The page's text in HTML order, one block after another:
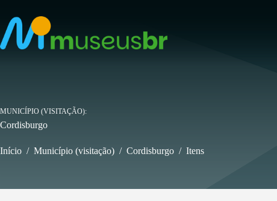
para
conteúdo
MUNICÍPIO (VISITAÇÃO)
Cordisburgo
Início / Município (visitação) / Cordisburgo / Itens